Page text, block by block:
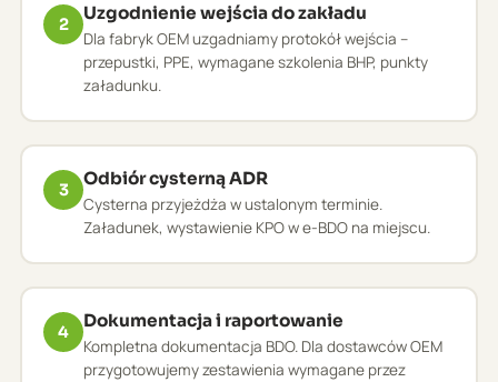
2
Uzgodnienie wejścia do zakładu
Dla fabryk OEM uzgadniamy protokół wejścia –
przepustki, PPE, wymagane szkolenia BHP, punkty
załadunku.
3
Odbiór cysterną ADR
Cysterna przyjeżdża w ustalonym terminie.
Załadunek, wystawienie KPO w e-BDO na miejscu.
4
Dokumentacja i raportowanie
Kompletna dokumentacja BDO. Dla dostawców OEM
przygotowujemy zestawienia wymagane przez